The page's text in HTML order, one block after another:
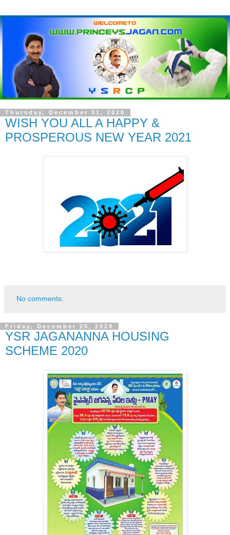
Thursday, December 31, 2020
WISH YOU ALL A HAPPY &
PROSPEROUS NEW YEAR 2021
No comments:
Friday, December 25, 2020
YSR JAGANANNA HOUSING
SCHEME 2020